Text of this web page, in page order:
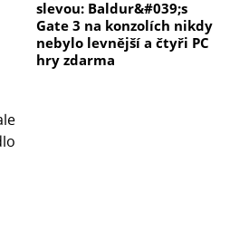
slevou: Baldur&#039;s
Gate 3 na konzolích nikdy
nebylo levnější a čtyři PC
hry zdarma